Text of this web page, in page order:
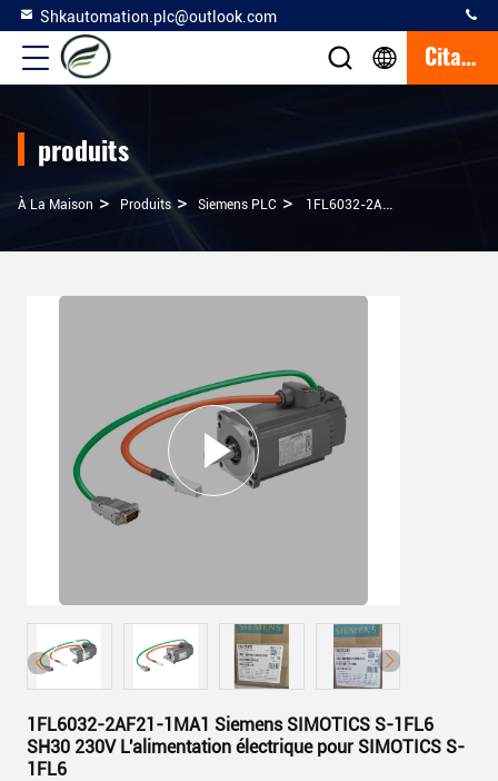
Shkautomation.plc@outlook.com
Citation
produits
À La Maison > Produits > Siemens PLC > 1FL6032-2AF21-1MA1 Siemens SIMOTICS S-1FL6 SH30 230V L'alimentation Électrique Pour SIMOTICS S-1FL6
1FL6032-2AF21-1MA1 Siemens SIMOTICS S-1FL6
SH30 230V L'alimentation électrique pour SIMOTICS S-
1FL6